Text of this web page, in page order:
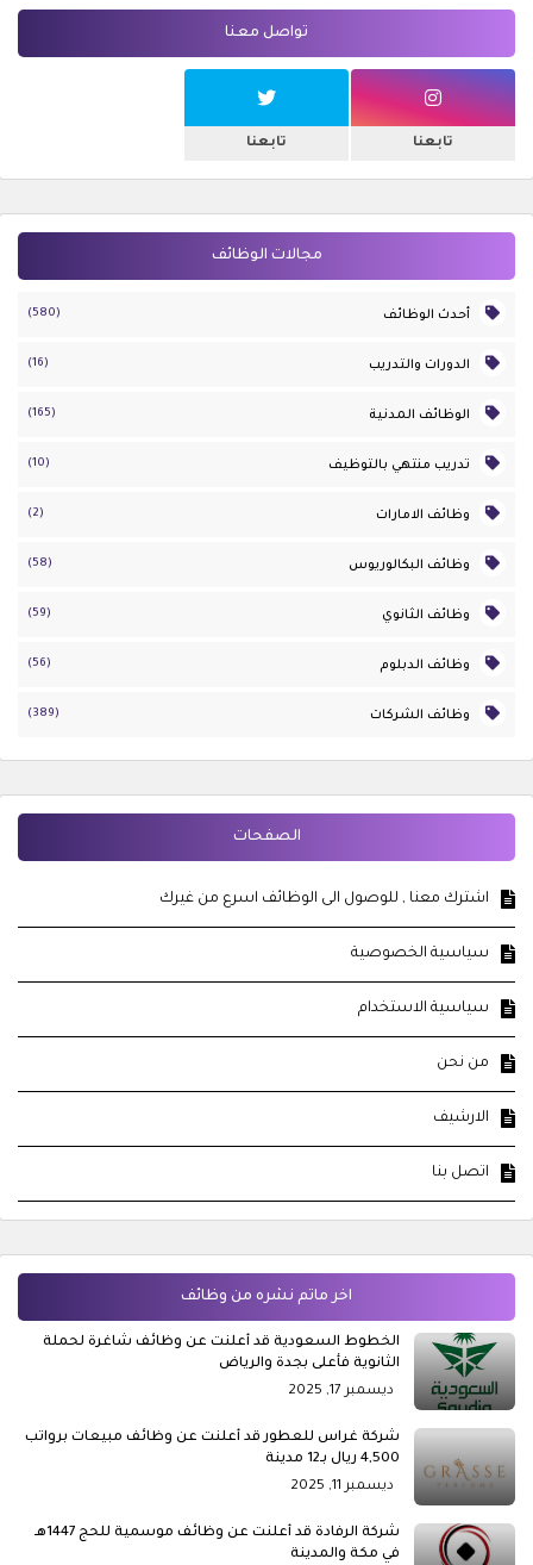
تواصل معنا
تابعنا تابعنا
مجالات الوظائف
أحدث الوظائف (580)
الدورات والتدريب (16)
الوظائف المدنية (165)
تدريب منتهي بالتوظيف (10)
وظائف الامارات (2)
وظائف البكالوريوس (58)
وظائف الثانوي (59)
وظائف الدبلوم (56)
وظائف الشركات (389)
الصفحات
اشترك معنا , للوصول الى الوظائف اسرع من غيرك
سياسية الخصوصية
سياسية الاستخدام
من نحن
الارشيف
اتصل بنا
اخر ماتم نشره من وظائف
الخطوط السعودية قد أعلنت عن وظائف شاغرة لحملة
الثانوية فأعلى بجدة والرياض
ديسمبر 17, 2025
شركة غراس للعطور قد أعلنت عن وظائف مبيعات برواتب
4,500 ريال بـ12 مدينة
ديسمبر 11, 2025
شركة الرفادة قد أعلنت عن وظائف موسمية للحج 1447هـ
في مكة والمدينة